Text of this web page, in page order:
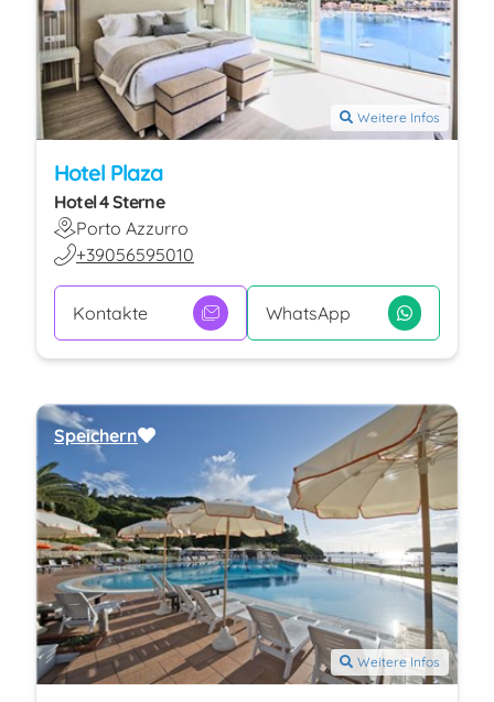
Weitere Infos
Hotel Plaza
Hotel 4 Sterne
Porto Azzurro
+39056595010
Kontakte WhatsApp
Weitere Infos
Speichern